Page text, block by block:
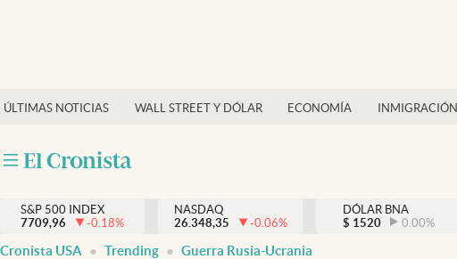
ÚLTIMAS NOTICIAS WALL STREET Y DÓLAR ECONOMÍA INMIGRACIÓN
Finanzas y economía
Inmigración
Trending
S&P 500 INDEX
7709,96
-0.18%
NASDAQ
26.348,35
-0.06%
DÓLAR BNA
$ 1520 0.00%
Cronista USA Trending Guerra Rusia-Ucrania